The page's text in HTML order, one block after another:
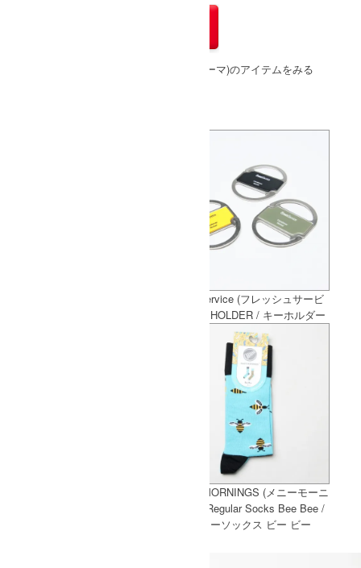
» もうすこしHender Scheme (エンダースキーマ)のアイテムをみる
Fresh Service (フレッシュサービ
ス) KEY HOLDER / キーホルダー
MANY MORNINGS (メニーモーニ
ングス) Regular Socks Bee Bee /
レギュラーソックス ビー ビー